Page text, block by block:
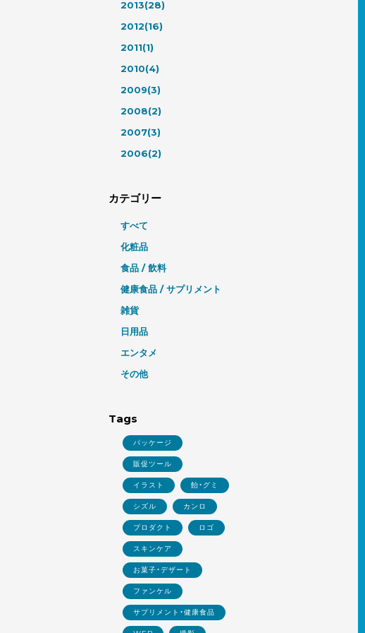
2013(28)
2012(16)
2011(1)
2010(4)
2009(3)
2008(2)
2007(3)
2006(2)
カテゴリー
すべて
化粧品
食品 / 飲料
健康食品 / サプリメント
雑貨
日用品
エンタメ
その他
Tags
パッケージ
販促ツール
イラスト 飴・グミ
シズル カンロ
プロダクト ロゴ
スキンケア
お菓子・デザート
ファンケル
サプリメント・健康食品